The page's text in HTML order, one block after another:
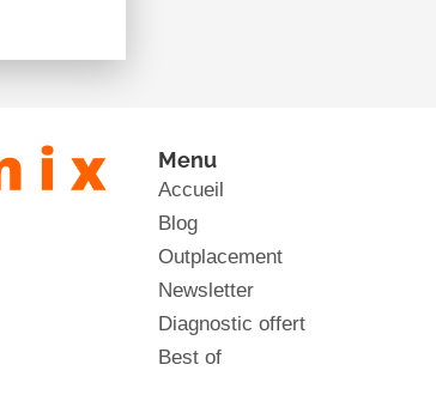
Menu
Accueil
Blog
Outplacement
Newsletter
Diagnostic offert
Best of